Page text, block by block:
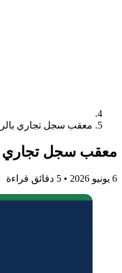
معقب سجل تجاري بالرياض | معقب
معقب سجل تجاري بالرياض |
6 يونيو 2026 • 5 دقائق قراءة